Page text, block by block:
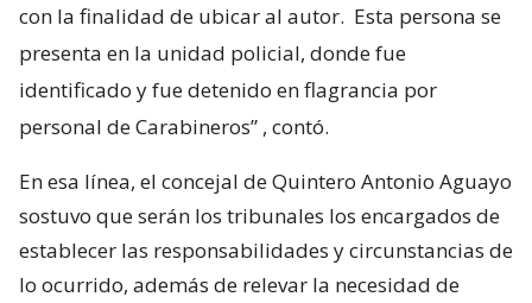
con la finalidad de ubicar al autor. Esta persona se
presenta en la unidad policial, donde fue
identificado y fue detenido en flagrancia por
personal de Carabineros” , contó.
En esa línea, el concejal de Quintero Antonio Aguayo
sostuvo que serán los tribunales los encargados de
establecer las responsabilidades y circunstancias de
lo ocurrido, además de relevar la necesidad de